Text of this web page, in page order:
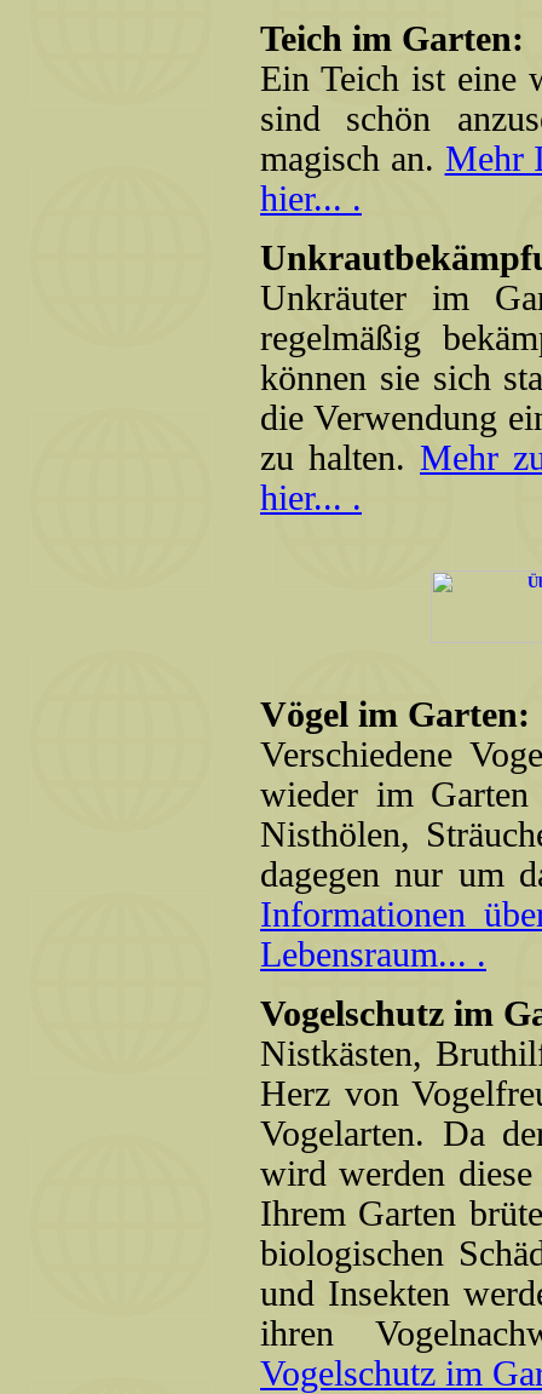
Teich im Garten:
Ein Teich ist eine
sind schön
magisch an. Mehr
hier... .
Unkräuter im
regelmäßig
können sie sich
die Verwendung
zu halten. Mehr
hier... .
Vögel im Garten:
Verschiedene
wieder im
Nisthölen,
dagegen nur um
Informationen
Lebensraum... .
Vogelschutz im
Nistkästen,
Herz von
Vogelarten. Da
wird werden
Ihrem Garten
biologischen
und Insekten
ihren
Vogelschutz im